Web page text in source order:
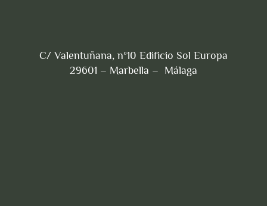
C/ Valentuñana, nº10 Edificio Sol Europa
29601 – Marbella – Málaga